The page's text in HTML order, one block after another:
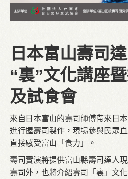
日本富山壽司
“裏”文化講座
及試食會
來自日本富山的壽司師傅帶來日
進行握壽司製作，現場參與民眾
直接感受富山「食力」。
壽司實演將提供富山縣壽司達人
壽司外，也將介紹壽司「裏」文